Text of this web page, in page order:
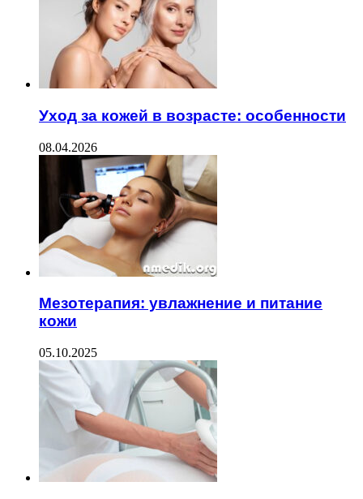
Уход за кожей в возрасте: особенности
08.04.2026
Мезотерапия: увлажнение и питание
кожи
05.10.2025